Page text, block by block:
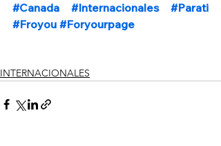
#Canada
#Internacionales
#Parati
#Froyou #Foryourpage
INTERNACIONALES